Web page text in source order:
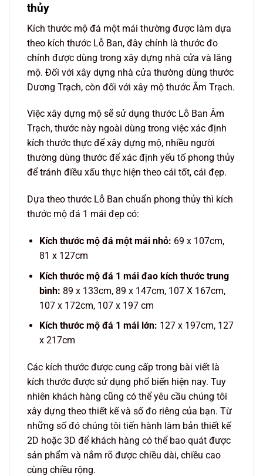
thủy
Kích thước mộ đá một mái thường được làm dựa
theo kích thước Lỗ Ban, đây chính là thước đo
chính được dùng trong xây dựng nhà cửa và lăng
mộ. Đối với xây dựng nhà cửa thường dùng thước
Dương Trạch, còn đối với xây mộ thước Âm Trạch.
Việc xây dựng mộ sẽ sử dụng thước Lỗ Ban Âm
Trạch, thước này ngoài dùng trong việc xác định
kích thước thực để xây dựng mộ, nhiều người
thường dùng thước để xác định yếu tố phong thủy
để tránh điều xấu thực hiện theo cái tốt, cái đẹp.
Dựa theo thước Lỗ Ban chuẩn phong thủy thì kích
thước mộ đá 1 mái đẹp có:
Kích thước mộ đá một mái nhỏ: 69 x 107cm,
81 x 127cm
Kích thước mộ đá 1 mái đao kích thước trung
bình: 89 x 133cm, 89 x 147cm, 107 X 167cm,
107 x 172cm, 107 x 197 cm
Kích thước mộ đá 1 mái lớn: 127 x 197cm, 127
x 217cm
Các kích thước được cung cấp trong bài viết là
kích thước được sử dụng phổ biến hiện nay. Tuy
nhiên khách hàng cũng có thể yêu cầu chúng tôi
xây dựng theo thiết kế và số đo riêng của bạn. Từ
những số đó chúng tôi tiến hành làm bản thiết kế
2D hoặc 3D để khách hàng có thể bao quát được
sản phẩm và nắm rõ được chiều dài, chiều cao
cùng chiều rộng.